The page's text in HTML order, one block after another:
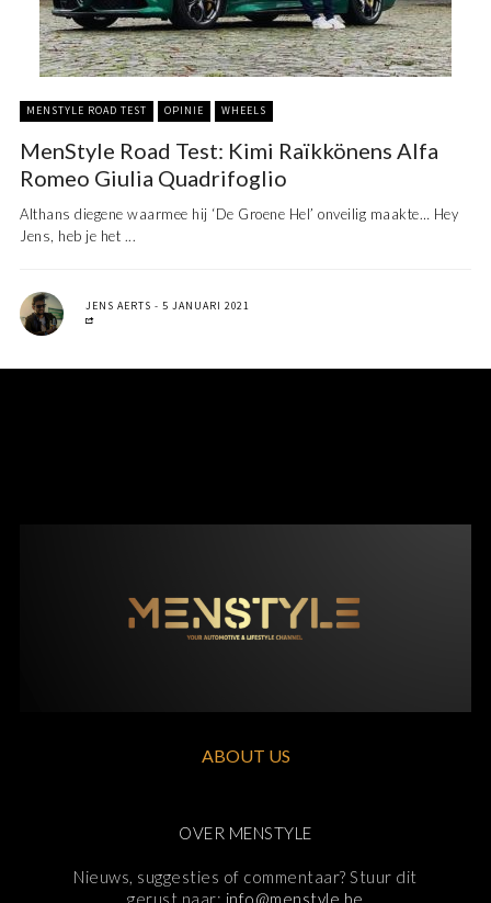
MENSTYLE ROAD TEST OPINIE WHEELS
MenStyle Road Test: Kimi Raïkkönens Alfa
Romeo Giulia Quadrifoglio
Althans diegene waarmee hij ‘De Groene Hel’ onveilig maakte… Hey
Jens, heb je het ...
JENS AERTS 5 JANUARI 2021
ABOUT US
OVER MENSTYLE
Nieuws, suggesties of commentaar? Stuur dit
gerust naar: info@menstyle.be